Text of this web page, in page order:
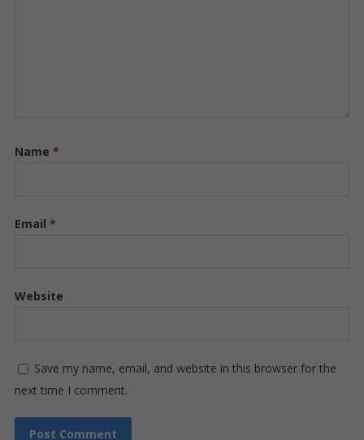
Name *
Email *
Website
Save my name, email, and website in this browser for the
next time I comment.